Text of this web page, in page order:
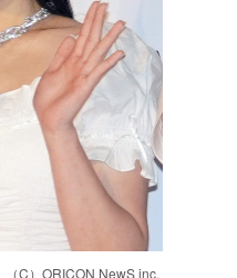
C）ORICON NewS inc.